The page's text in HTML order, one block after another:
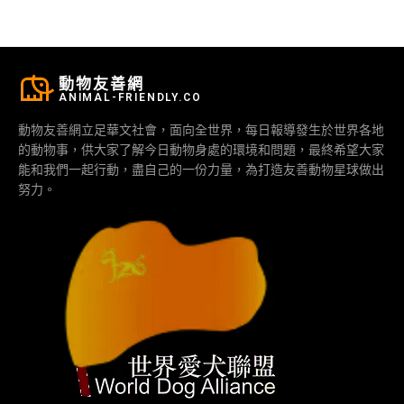
動物友善網
ANIMAL-FRIENDLY.CO
動物友善網立足華文社會，面向全世界，每日報導發生於世界各地
的動物事，供大家了解今日動物身處的環境和問題，最終希望大家
能和我們一起行動，盡自己的一份力量，為打造友善動物星球做出
努力。